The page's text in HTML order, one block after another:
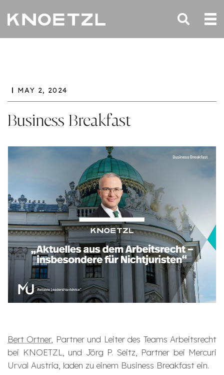
MAY 2, 2024
Business Breakfast
Bert Ortner, Partner und Leiter des Teams Arbeitsrecht
bei KNOETZL, und Jörg P. Seitz, Partner bei Mercuri
Urval Austria, laden zu einem Business Breakfast ein.